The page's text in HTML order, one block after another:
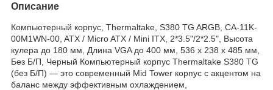
Описание
Компьютерный корпус, Thermaltake, S380 TG ARGB, CA-11K-
00M1WN-00, ATX / Micro ATX / Mini ITX, 2*3.5"/2*2.5", Высота
кулера до 180 мм, Длина VGA до 400 мм, 536 x 238 x 485 мм,
Без Б/П, Черный Компьютерный корпус Thermaltake S380 TG
(без Б/П) — это современный Mid Tower корпус с акцентом на
баланс между эффективным охлаждением,